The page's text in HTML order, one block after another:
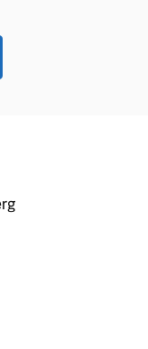
unsere